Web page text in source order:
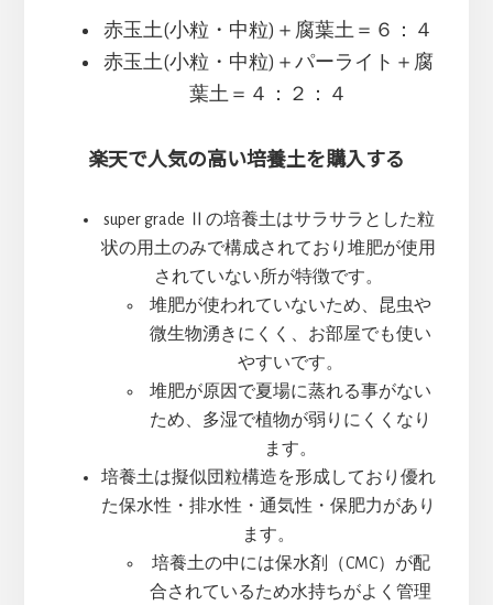
赤玉土(小粒・中粒)＋腐葉土＝６：４
赤玉土(小粒・中粒)＋パーライト＋腐
葉土＝４：２：４
楽天で人気の高い培養土を購入する
super grade Ⅱの培養土はサラサラとした粒
状の用土のみで構成されており堆肥が使用
されていない所が特徴です。
堆肥が使われていないため、昆虫や
微生物湧きにくく、お部屋でも使い
やすいです。
堆肥が原因で夏場に蒸れる事がない
ため、多湿で植物が弱りにくくなり
ます。
培養土は擬似団粒構造を形成しており優れ
た保水性・排水性・通気性・保肥力があり
ます。
培養土の中には保水剤（CMC）が配
合されているため水持ちがよく管理